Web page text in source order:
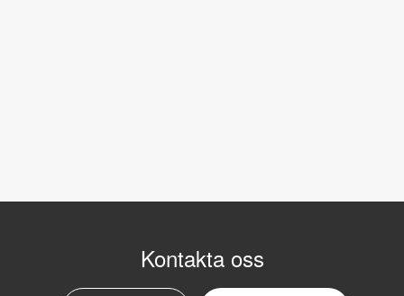
Kontakta oss